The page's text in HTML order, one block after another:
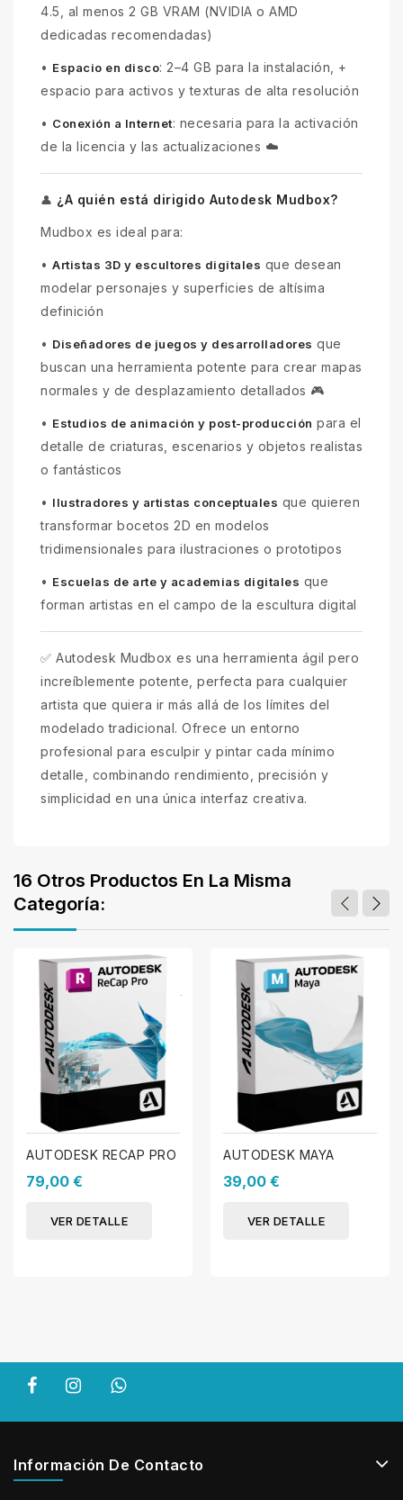
4.5, al menos 2 GB VRAM (NVIDIA o AMD
dedicadas recomendadas)
• Espacio en disco: 2–4 GB para la instalación, +
espacio para activos y texturas de alta resolución
• Conexión a Internet: necesaria para la activación
de la licencia y las actualizaciones ☁️
👤 ¿A quién está dirigido Autodesk Mudbox?
Mudbox es ideal para:
• Artistas 3D y escultores digitales que desean
modelar personajes y superficies de altísima
definición
• Diseñadores de juegos y desarrolladores que
buscan una herramienta potente para crear mapas
normales y de desplazamiento detallados 🎮
• Estudios de animación y post-producción para el
detalle de criaturas, escenarios y objetos realistas
o fantásticos
• Ilustradores y artistas conceptuales que quieren
transformar bocetos 2D en modelos
tridimensionales para ilustraciones o prototipos
• Escuelas de arte y academias digitales que
forman artistas en el campo de la escultura digital
✅ Autodesk Mudbox es una herramienta ágil pero
increíblemente potente, perfecta para cualquier
artista que quiera ir más allá de los límites del
modelado tradicional. Ofrece un entorno
profesional para esculpir y pintar cada mínimo
detalle, combinando rendimiento, precisión y
simplicidad en una única interfaz creativa.
16 Otros Productos En La Misma
Categoría:
AUTODESK RECAP PRO
79,00 €
VER DETALLE
AUTODESK MAYA
39,00 €
VER DETALLE
Información De Contacto